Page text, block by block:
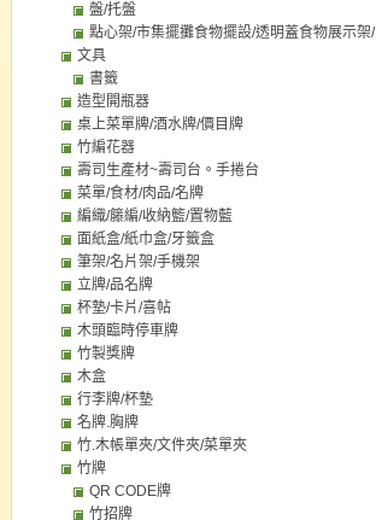
盤/托盤
點心架/市集擺攤食物擺設/透明蓋食物展示架/
點心盤/托盤
文具
書籤
造型開瓶器
桌上菜單牌/酒水牌/價目牌
竹編花器
壽司生產材~壽司台。手捲台
菜單/食材/肉品/名牌
編織/籐編/收納籃/置物藍
面紙盒/紙巾盒/牙籤盒
筆架/名片架/手機架
立牌/品名牌
杯墊/卡片/喜帖
木頭臨時停車牌
竹製獎牌
木盒
行李牌/杯墊
名牌.胸牌
竹.木帳單夾/文件夾/菜單夾
竹牌
QR CODE牌
竹招牌